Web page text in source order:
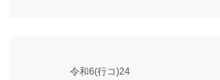
令和6(行コ)24